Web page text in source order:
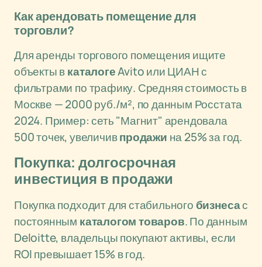
Как арендовать помещение для
торговли?
Для аренды торгового помещения ищите
объекты вкаталогеAvito или ЦИАН с
фильтрами по трафику. Средняя стоимость в
Москве — 2000 руб./м², по данным Росстата
2024. Пример: сеть "Магнит" арендовала
500 точек, увеличивпродажи на 25% за год.
Покупка: долгосрочная
инвестиция в продажи
Покупка подходит для стабильного бизнесас
постоянным каталогом товаров. По данным
Deloitte, владельцы покупают активы, если
ROI превышает 15% в год.